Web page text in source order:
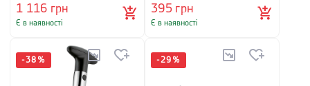
1 116 грн
Є в наявності
395грн
Є в наявності
-38 % -29 %